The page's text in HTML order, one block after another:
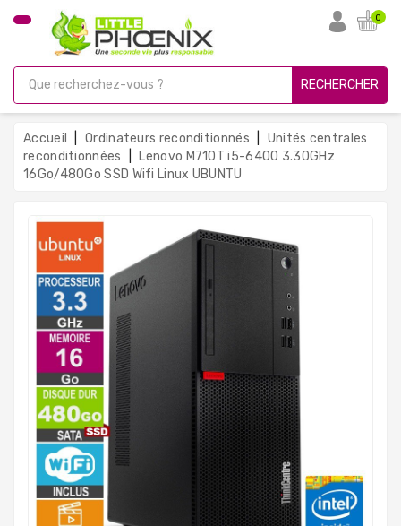
CATÉGORIE
Gamer
Unités
Centrales
Reconditionnées
Ordinateurs
Portables
Mesure
Tout-
0
RECHERCHER
Accueil Ordinateurs reconditionnés
Unités centrales
reconditionnées
Lenovo M710T i5-6400 3.30GHz
16Go/480Go SSD Wifi Linux UBUNTU